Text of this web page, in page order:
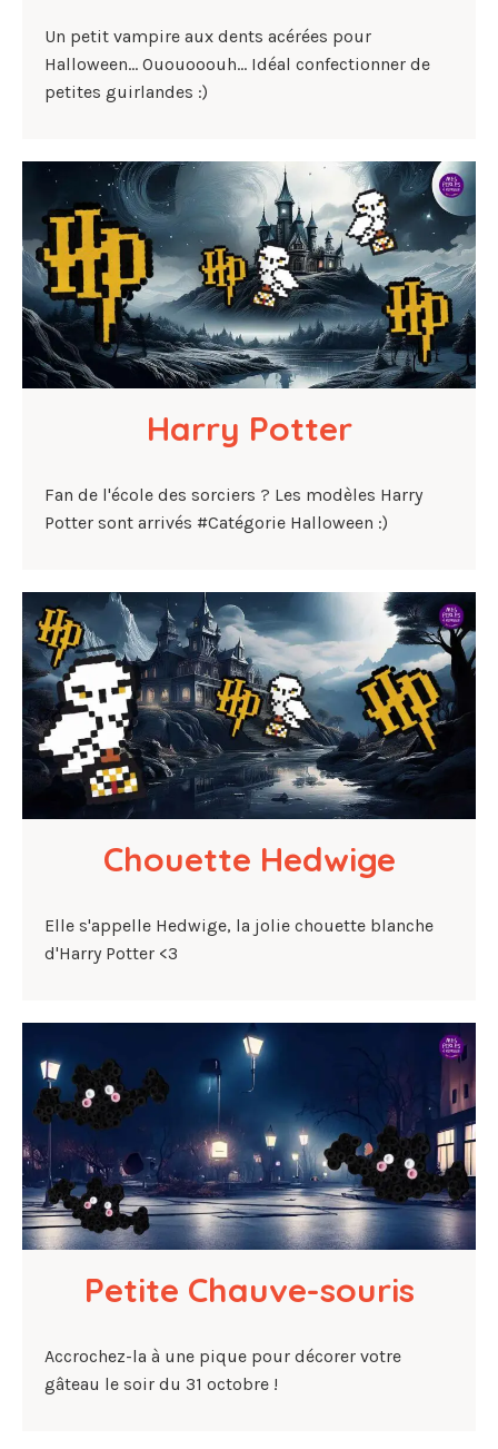
Un petit vampire aux dents acérées pour
Halloween... Ououooouh... Idéal confectionner de
petites guirlandes :)
Harry Potter
Fan de l'école des sorciers ? Les modèles Harry
Potter sont arrivés #Catégorie Halloween :)
Chouette Hedwige
Elle s'appelle Hedwige, la jolie chouette blanche
d'Harry Potter <3
Petite Chauve-souris
Accrochez-la à une pique pour décorer votre
gâteau le soir du 31 octobre !